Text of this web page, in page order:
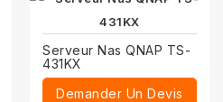
Serveur Nas QNAP TS-
431KX
Demander Un Devis